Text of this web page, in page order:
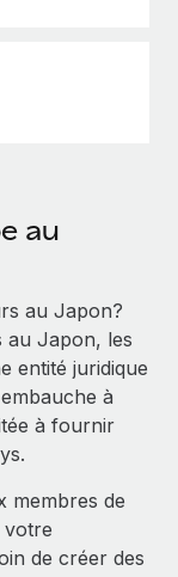
au
au Japon?
au Japon, les
entité juridique
à
à fournir
membres de
votre
de créer des